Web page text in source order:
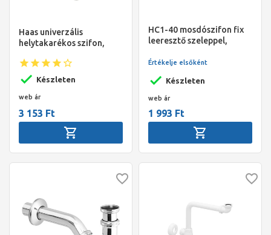
Haas univerzális
helytakarékos szifon,
gépbekötéssel, DN 32+DN
40, fehérKészleten
web ár
3 153 Ft
HC1-40 mosdószifon fix
leeresztő szeleppel,
Készleten
Értékelje elsőként
web ár
1 993 Ft